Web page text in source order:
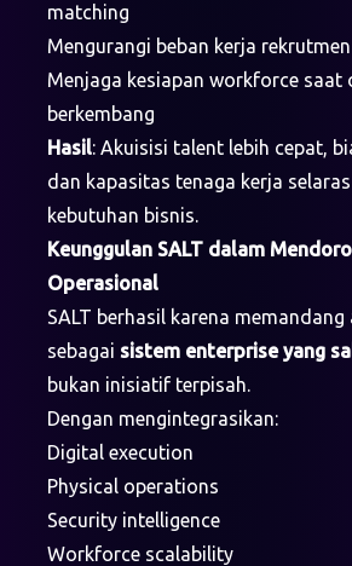
matching
Mengurangi beban kerja
Menjaga kesiapan workforce saat
berkembang
Hasil: Akuisisi talent lebih cepat,
dan kapasitas tenaga kerja
kebutuhan bisnis.
Keunggulan SALT dalam
Operasional
SALT berhasil karena
sebagai sistem enterprise yang
bukan inisiatif terpisah.
Dengan mengintegrasikan:
Digital execution
Physical operations
Security intelligence
Workforce scalability